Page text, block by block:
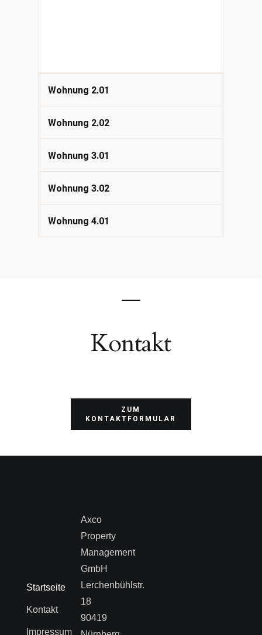
Wohnung 2.01
Wohnung 2.02
Wohnung 3.01
Wohnung 3.02
Wohnung 4.01
Kontakt
ZUM
KONTAKTFORMULAR
Startseite
Kontakt
Impressum
Axco
Property
Management
GmbH
Lerchenbühlstr.
18
90419